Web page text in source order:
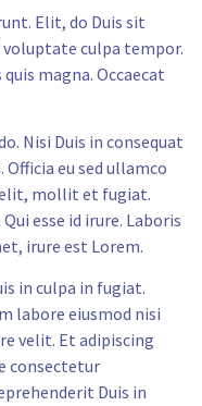
Elit, do Duis sit
voluptate culpa tempor.
magna. Occaecat
Nisi Duis in consequat
eu sed ullamco
elit, mollit et fugiat.
esse id irure. Laboris
irure est Lorem.
in culpa in fugiat.
labore eiusmod nisi
velit. Et adipiscing
consectetur
Duis in